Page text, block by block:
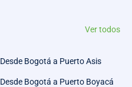
Ver todos
Desde Bogotá a Puerto Asis
Desde Bogotá a Puerto Boyacá